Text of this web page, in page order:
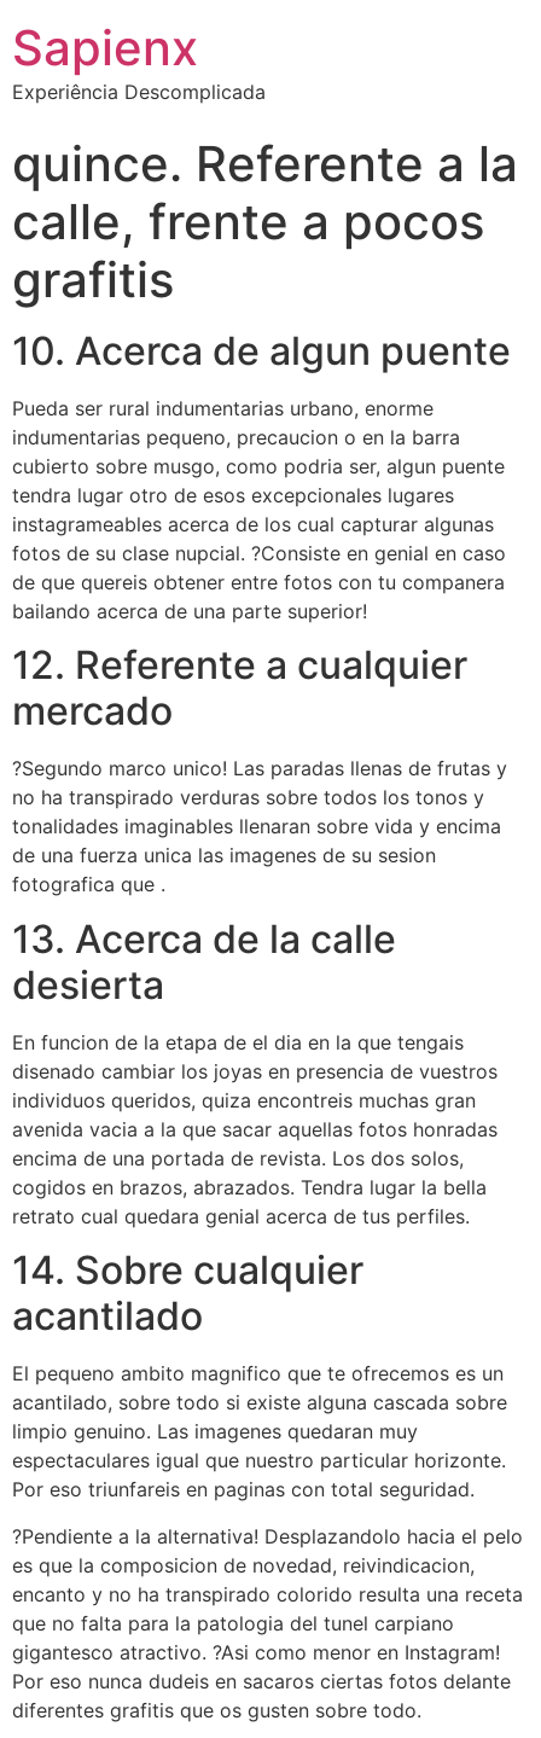
Sapienx
Experiência Descomplicada
quince. Referente a la
calle, frente a pocos
grafitis
10. Acerca de algun puente
Pueda ser rural indumentarias urbano, enorme
indumentarias pequeno, precaucion o en la barra
cubierto sobre musgo, como podri­a ser, algun puente
tendra lugar otro de esos excepcionales lugares
instagrameables acerca de los cual capturar algunas
fotos de su clase nupcial. ?Consiste en genial en caso
de que quereis obtener entre fotos con tu companera
bailando acerca de una parte superior!
12. Referente a cualquier
mercado
?Segundo marco unico! Las paradas llenas de frutas y
no ha transpirado verduras sobre todos los tonos y
tonalidades imaginables llenaran sobre vida y encima
de una fuerza unica las imagenes de su sesion
fotografica que .
13. Acerca de la calle
desierta
En funcion de la etapa de el dia en la que tengais
disenado cambiar los joyas en presencia de vuestros
individuos queridos, quiza encontreis muchas gran
avenida vacia a la que sacar aquellas fotos honradas
encima de una portada de revista. Los dos solos,
cogidos en brazos, abrazados. Tendra lugar la bella
retrato cual quedara genial acerca de tus perfiles.
14. Sobre cualquier
acantilado
El pequeno ambito magnifico que te ofrecemos es un
acantilado, sobre todo si existe alguna cascada sobre
limpio genuino. Las imagenes quedaran muy
espectaculares igual que nuestro particular horizonte.
Por eso triunfareis en paginas con total seguridad.
?Pendiente a la alternativa! Desplazandolo hacia el pelo
es que la composicion de novedad, reivindicacion,
encanto y no ha transpirado colorido resulta una receta
que no falta para la patologi­a del tunel carpiano
gigantesco atractivo. ?Asi­ como menor en Instagram!
Por eso nunca dudeis en sacaros ciertas fotos delante
diferentes grafitis que os gusten sobre todo.